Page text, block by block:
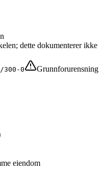
dette dokumenterer ikke
300-0
Grunnforurensning
eiendom